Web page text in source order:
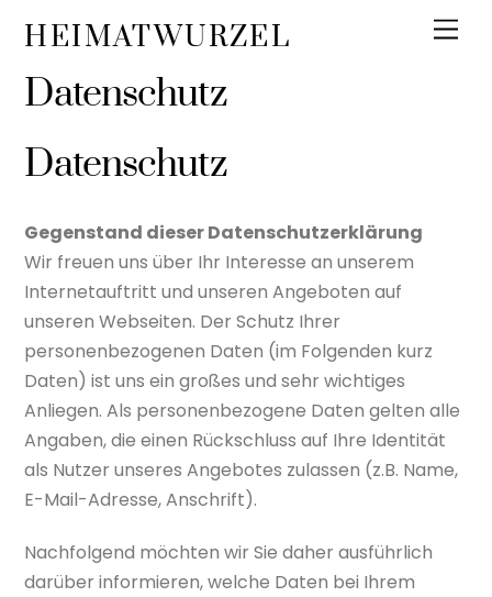
content
HEIMATWURZEL
Datenschutz
Datenschutz
Gegenstand dieser Datenschutzerklärung
Wir freuen uns über Ihr Interesse an unserem
Internetauftritt und unseren Angeboten auf
unseren Webseiten. Der Schutz Ihrer
personenbezogenen Daten (im Folgenden kurz
Daten) ist uns ein großes und sehr wichtiges
Anliegen. Als personenbezogene Daten gelten alle
Angaben, die einen Rückschluss auf Ihre Identität
als Nutzer unseres Angebotes zulassen (z.B. Name,
E-Mail-Adresse, Anschrift).
Nachfolgend möchten wir Sie daher ausführlich
darüber informieren, welche Daten bei Ihrem